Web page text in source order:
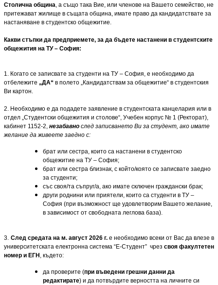
Столична община, а също така Вие, или членове на Вашето семейство, не
притежават жилище в същата община, имате право да кандидатствате за
настаняване в студентско общежитие.
Какви стъпки да предприемете, за да бъдете настанени в студентските
общежития на ТУ – София:
1. Когато се записвате за студенти на ТУ – София, е необходимо да
отбележите „ДА“ в полето „Кандидатствам за общежитие“ в студентския
Ви картон.
2. Необходимо e да подадете заявление в студентската канцелария или в
отдел „Студентски общежития и столове“, Учебен корпус № 1 (Ректорат),
кабинет 1152-2, незабавно след записването Ви за студент, ако имате
желание да живеете заедно с:
брат или сестра, които са настанени в студентско
общежитие на ТУ – София;
брат или сестра близнак, с който/която се записвате заедно
за студенти;
със своя/та съпруг/а, ако имате сключен граждански брак;
други роднини или приятели, които са студенти в ТУ –
София (при възможност ще удовлетворим Вашето желание,
в зависимост от свободната леглова база).
3. След средата на м. август 2026 г. е необходимо всеки от Вас да влезе в
университетската електронна система “Е-Студент” чрез своя факултетен
номер и ЕГН, където:
да проверите (при въведени грешни данни да
редактирате) и да потвърдите верността на личните си